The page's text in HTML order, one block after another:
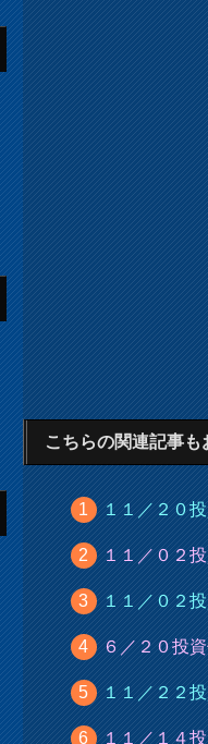
こちらの関連記事も
１１／２０
１１／０２
１１／０２
６／２０投
１１／２２
１１／１４